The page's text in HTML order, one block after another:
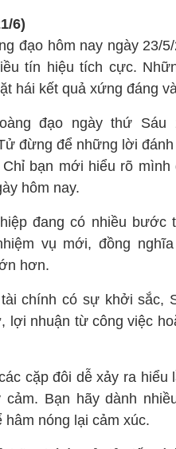
6)
đạo hôm nay ngày 23/
tín hiệu tích cực.
hái kết quả xứng đáng
đạo ngày thứ Sáu
đừng để những lời
Chỉ bạn mới hiểu rõ
hôm nay.
đang có nhiều bước
vụ mới, đồng
hơn.
chính có sự khởi sắc,
lợi nhuận từ công việc
cặp đôi dễ xảy ra hiểu
cảm. Bạn hãy dành
nóng lại cảm xúc.